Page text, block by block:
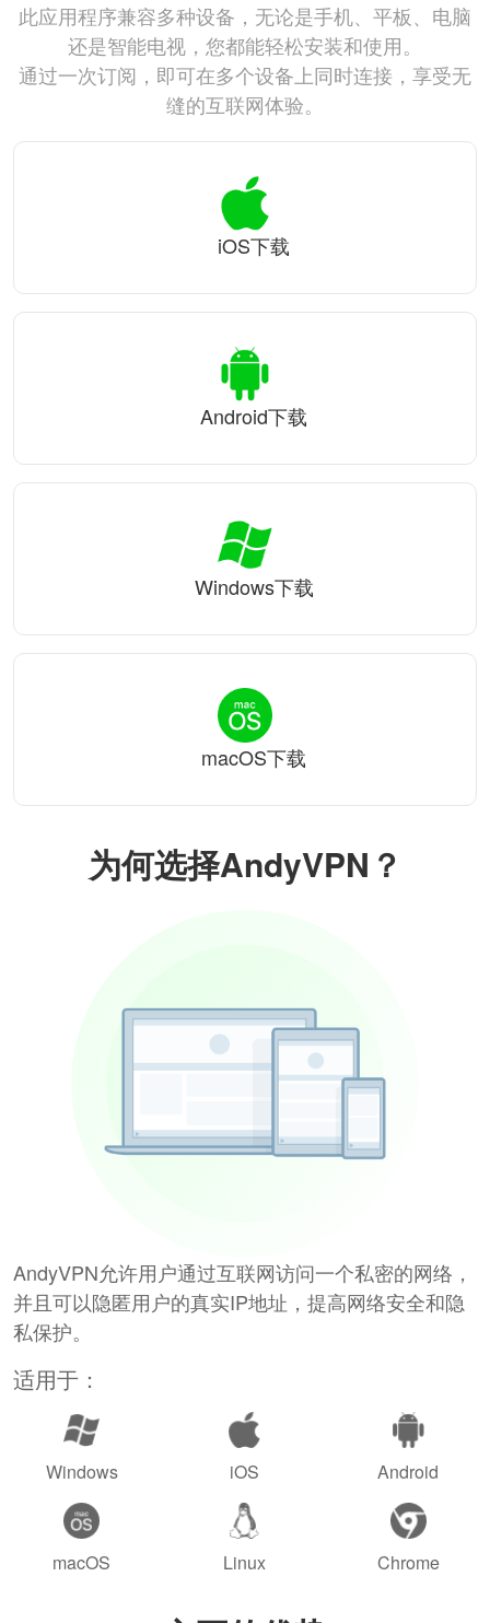
为何选择AndyVPN？
AndyVPN允许用户通过互联网访问一个私密的网络，
并且可以隐匿用户的真实IP地址，提高网络安全和隐
私保护。
适用于：
Windows iOS Android
macOS Linux Chrome
此应用程序兼容多种设备，无论是手机、平板、电脑
还是智能电视，您都能轻松安装和使用。
通过一次订阅，即可在多个设备上同时连接，享受无
缝的互联网体验。
iOS下载
Android下载
Windows下载
macOS下载